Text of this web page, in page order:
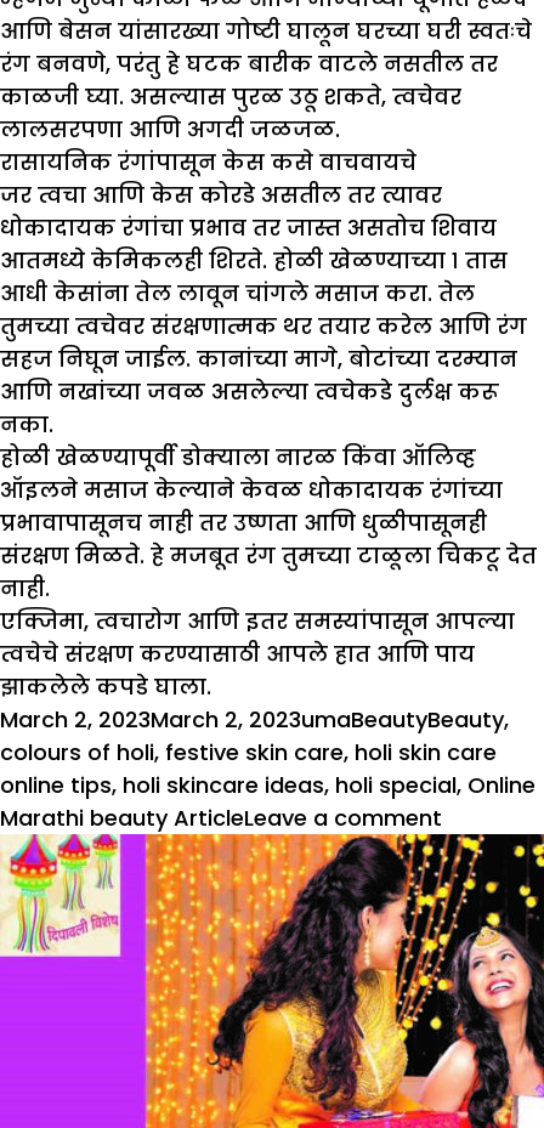
आणि बेसन यांसारख्या गोष्टी घालून घरच्या घरी स्वतःचे
रंग बनवणे, परंतु हे घटक बारीक वाटले नसतील तर
काळजी घ्या. असल्यास पुरळ उठू शकते, त्वचेवर
लालसरपणा आणि अगदी जळजळ.
रासायनिक रंगांपासून केस कसे वाचवायचे
जर त्वचा आणि केस कोरडे असतील तर त्यावर
धोकादायक रंगांचा प्रभाव तर जास्त असतोच शिवाय
आतमध्ये केमिकलही शिरते. होळी खेळण्याच्या १ तास
आधी केसांना तेल लावून चांगले मसाज करा. तेल
तुमच्या त्वचेवर संरक्षणात्मक थर तयार करेल आणि रंग
सहज निघून जाईल. कानांच्या मागे, बोटांच्या दरम्यान
आणि नखांच्या जवळ असलेल्या त्वचेकडे दुर्लक्ष करू
नका.
होळी खेळण्यापूर्वी डोक्याला नारळ किंवा ऑलिव्ह
ऑइलने मसाज केल्याने केवळ धोकादायक रंगांच्या
प्रभावापासूनच नाही तर उष्णता आणि धुळीपासूनही
संरक्षण मिळते. हे मजबूत रंग तुमच्या टाळूला चिकटू देत
नाही.
एक्जिमा, त्वचारोग आणि इतर समस्यांपासून आपल्या
त्वचेचे संरक्षण करण्यासाठी आपले हात आणि पाय
झाकलेले कपडे घाला.
Posted
on
March 2, 2023March 2, 2023Author
umaCategories
BeautyTags
Beauty,
colours of holi, festive skin care, holi skin care
online tips, holi skincare ideas, holi special, Online
Marathi beauty ArticleLeave a comment
Holi
Special
:
रंग
स्वतःचे
संरक्षण
कसे
करावे